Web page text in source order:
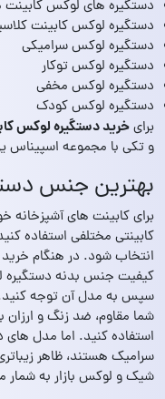
دستگیره های لوکس
دستگیره لوکس کابینت
دستگیره لوکس سرامیکی
دستگیره لوکس توکار
دستگیره لوکس مخفی
دستگیره لوکس کودک
برایخرید دستگیره لوکس
و تکی با مجموعه اسپیناس
بهترین جنس
برای کابینت های آشپزخانه
کابینتی مختلفی استفاده
انتخاب شود. در هنگام
کیفیت جنس بدنه دستگیره
سپس به مدل آن توجه کنید.
شما مقاوم، ضد زنگ و ارزان
استفاده کنید. اما مدل
سرامیک هستند، ظاهر
شیک و لوکس بازار به شمار